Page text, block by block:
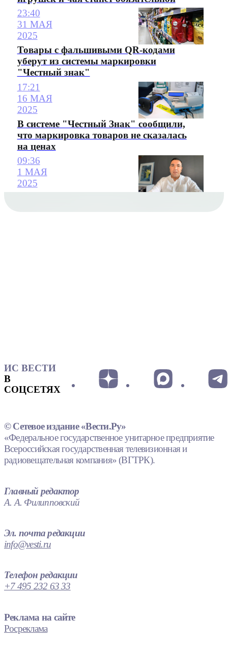
23:40
31 МАЯ
2025
Товары с фальшивыми QR-кодами
уберут из системы маркировки
"Честный знак"
17:21
16 МАЯ
2025
В системе "Честный Знак" сообщили,
что маркировка товаров не сказалась
на ценах
09:36
1 МАЯ
2025
ИС ВЕСТИ
В
СОЦСЕТЯХ
© Сетевое издание «Вести.Ру»
«Федеральное государственное унитарное предприятие
Всероссийская государственная телевизионная и
радиовещательная компания» (ВГТРК).
Главный редактор
А. А. Филипповский
Эл. почта редакции
info@vesti.ru
Телефон редакции
+7 495 232 63 33
Реклама на сайте
Росреклама